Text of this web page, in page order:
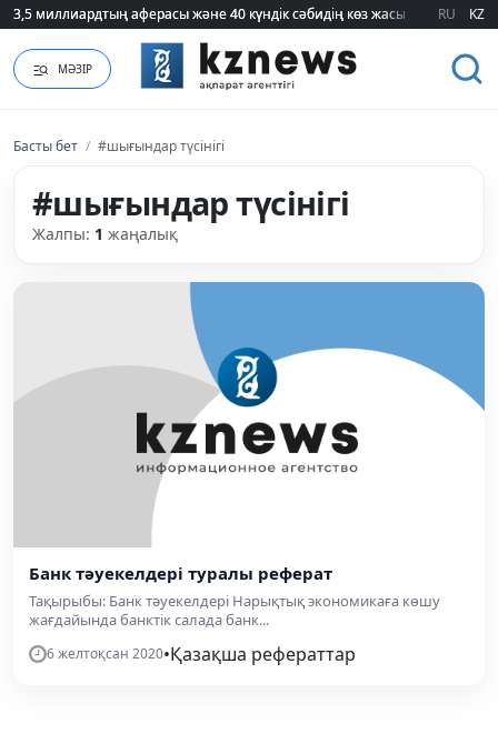
3,5 миллиардтың аферасы және 40 күндік сәбидің көз жасы:
3,5 миллиардтың аферасы және 40 күндік сәбидің көз жасы: RU KZ
МӘЗІР
Басты бет / #шығындар түсінігі
#шығындар түсінігі
Жалпы: 1 жаңалық
Банк тәуекелдері туралы реферат
Тақырыбы: Банк тәуекелдері Нарықтық экономикаға көшу
жағдайында банктік салада банк...
6 желтоқсан 2020•Қазақша рефераттар